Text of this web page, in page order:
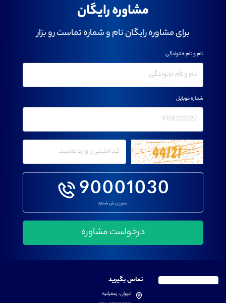
مشاوره رایگان
برای مشاوره رایگان نام و شماره تماست رو بزار
90001030
بدون پیش شماره
نام و نام خانوادگی
شماره موبایل
تماس بگیرید
تهران، زعفرانیه